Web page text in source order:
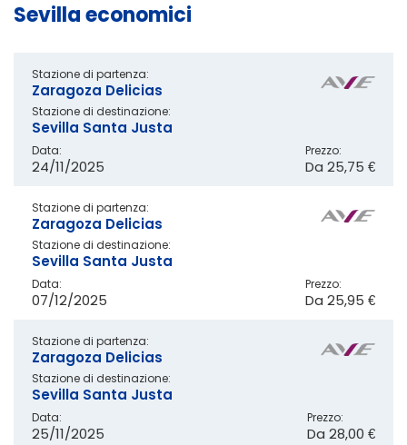
Sevilla economici
Stazione di partenza:
Zaragoza Delicias
Stazione di destinazione:
Sevilla Santa Justa
Data:
24/11/2025
Prezzo:
Da 25,75 €
Stazione di partenza:
Zaragoza Delicias
Stazione di destinazione:
Sevilla Santa Justa
Data:
07/12/2025
Prezzo:
Da 25,95 €
Stazione di partenza:
Zaragoza Delicias
Stazione di destinazione:
Sevilla Santa Justa
Data:
25/11/2025
Prezzo:
Da 28,00 €